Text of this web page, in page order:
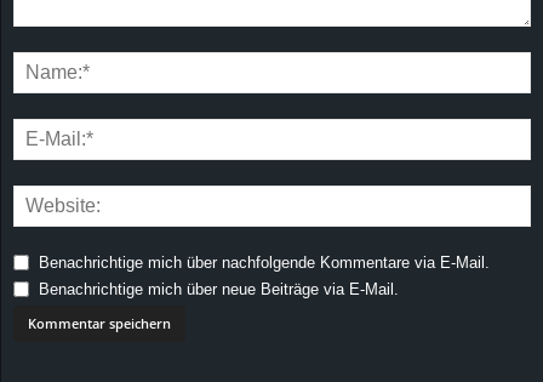
Benachrichtige mich über nachfolgende Kommentare via E-Mail.
Benachrichtige mich über neue Beiträge via E-Mail.